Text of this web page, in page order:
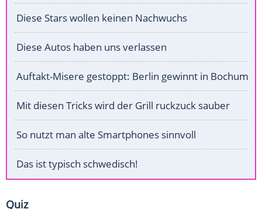
Diese Stars wollen keinen Nachwuchs
Diese Autos haben uns verlassen
Auftakt-Misere gestoppt: Berlin gewinnt in Bochum
Mit diesen Tricks wird der Grill ruckzuck sauber
So nutzt man alte Smartphones sinnvoll
Das ist typisch schwedisch!
Quiz